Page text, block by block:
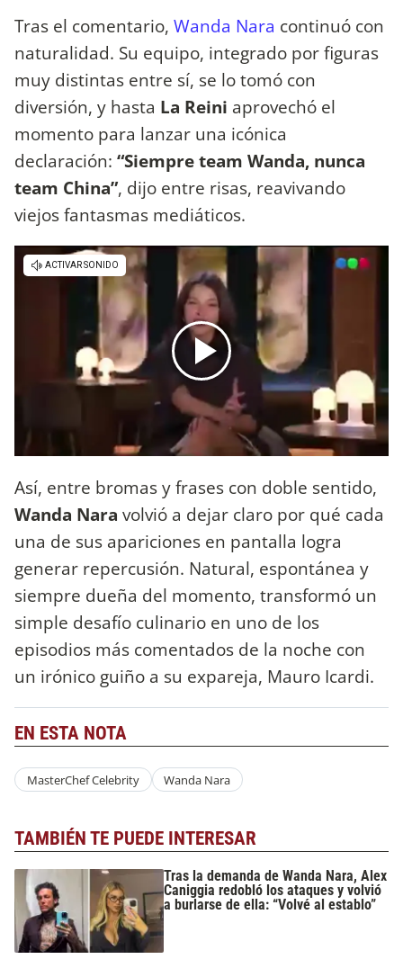
Tras el comentario, Wanda Nara continuó con
naturalidad. Su equipo, integrado por figuras
muy distintas entre sí, se lo tomó con
diversión, y hasta La Reini aprovechó el
momento para lanzar una icónica
declaración: “Siempre team Wanda, nunca
team China”, dijo entre risas, reavivando
viejos fantasmas mediáticos.
Así, entre bromas y frases con doble sentido,
Wanda Nara volvió a dejar claro por qué cada
una de sus apariciones en pantalla logra
generar repercusión. Natural, espontánea y
siempre dueña del momento, transformó un
simple desafío culinario en uno de los
episodios más comentados de la noche con
un irónico guiño a su expareja, Mauro Icardi.
EN ESTA NOTA
MasterChef Celebrity Wanda Nara
TAMBIÉN TE PUEDE INTERESAR
Tras la demanda de Wanda Nara, Alex
Caniggia redobló los ataques y volvió
a burlarse de ella: “Volvé al establo”